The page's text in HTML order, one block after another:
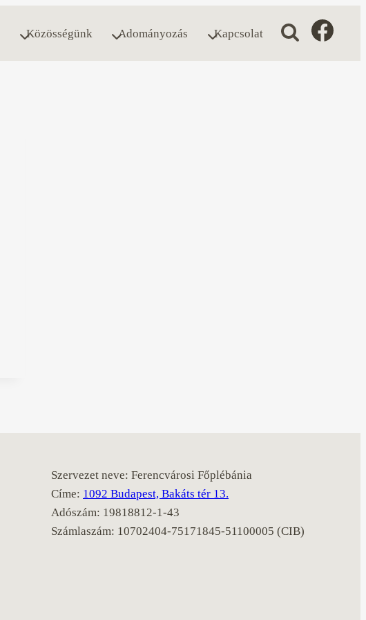
Közösségünk Adományozás Kapcsolat
Szervezet neve: Ferencvárosi Főplébánia
Címe: 1092 Budapest, Bakáts tér 13.
Adószám: 19818812-1-43
Számlaszám: 10702404-75171845-51100005 (CIB)